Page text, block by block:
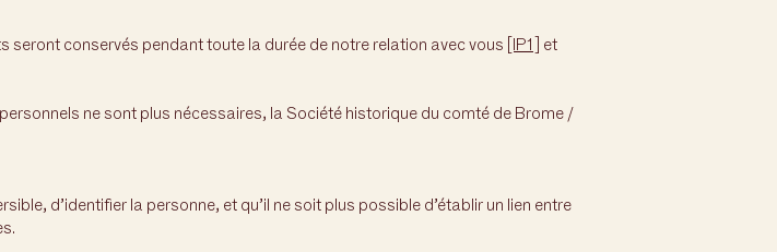
conservés pendant toute la durée de notre relation avec vous [IP1] et
ne sont plus nécessaires, la Société historique du comté de Brome /
d’identifier la personne, et qu’il ne soit plus possible d’établir un lien entre